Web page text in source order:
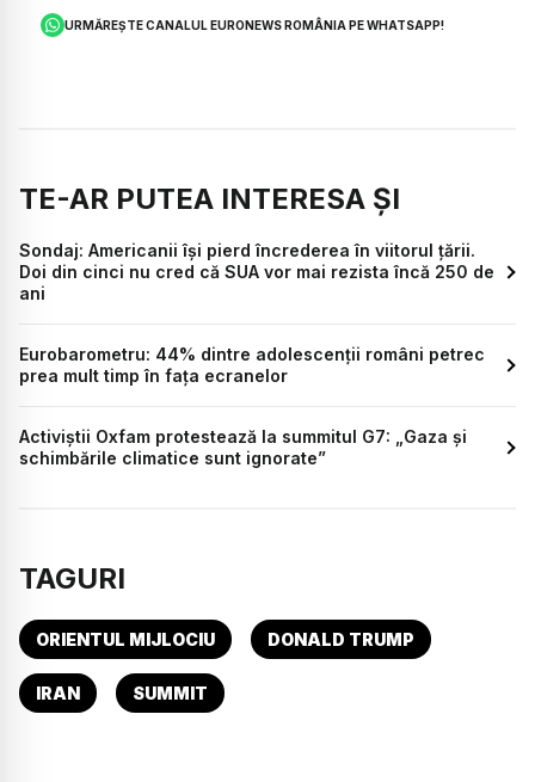
URMĂREȘTE CANALUL EURONEWS ROMÂNIA PE WHATSAPP!
TE-AR PUTEA INTERESA ȘI
Sondaj: Americanii își pierd încrederea în viitorul țării.
Doi din cinci nu cred că SUA vor mai rezista încă 250 de
ani
Eurobarometru: 44% dintre adolescenții români petrec
prea mult timp în fața ecranelor
Activiștii Oxfam protestează la summitul G7: „Gaza și
schimbările climatice sunt ignorate”
TAGURI
ORIENTUL MIJLOCIU DONALD TRUMP
IRAN SUMMIT